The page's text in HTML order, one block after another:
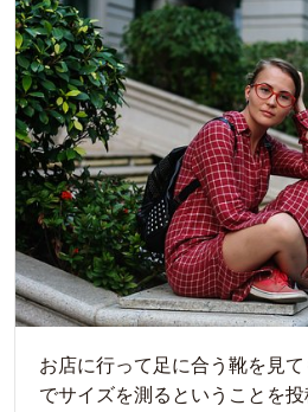
お店に行って足に合う靴を見
でサイズを測るということを